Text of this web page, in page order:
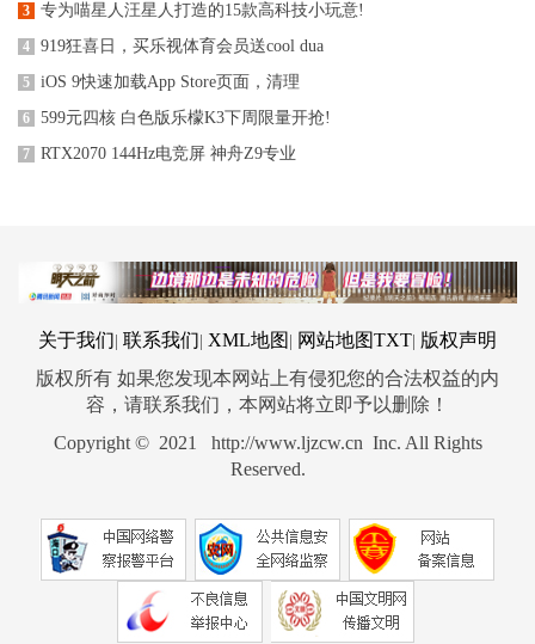
3 专为喵星人汪星人打造的15款高科技小玩意!
4 919狂喜日，买乐视体育会员送cool dua
5 iOS 9快速加载App Store页面，清理
6 599元四核 白色版乐檬K3下周限量开抢!
7 RTX2070 144Hz电竞屏 神舟Z9专业
关于我们| 联系我们| XML地图 | 网站地图TXT| 版权声明
版权所有 如果您发现本网站上有侵犯您的合法权益的内
容，请联系我们，本网站将立即予以删除！
Copyright © 2021 http://www.ljzcw.cn Inc. All Rights
Reserved.